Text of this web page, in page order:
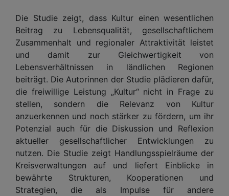
Die Studie zeigt, dass Kultur einen wesentlichen
Beitrag zu Lebensqualität, gesellschaftlichem
Zusammenhalt und regionaler Attraktivität leistet
und damit zur Gleichwertigkeit von
Lebensverhältnissen in ländlichen Regionen
beiträgt. Die Autorinnen der Studie plädieren dafür,
die freiwillige Leistung „Kultur“ nicht in Frage zu
stellen, sondern die Relevanz von Kultur
anzuerkennen und noch stärker zu fördern, um ihr
Potenzial auch für die Diskussion und Reflexion
aktueller gesellschaftlicher Entwicklungen zu
nutzen. Die Studie zeigt Handlungsspielräume der
Kreisverwaltungen auf und liefert Einblicke in
bewährte Strukturen, Kooperationen und
Strategien, die als Impulse für andere